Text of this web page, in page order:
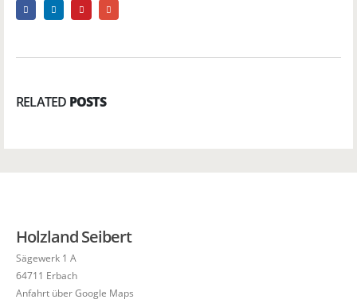
RELATED POSTS
Holzland Seibert
Sägewerk 1 A
64711 Erbach
Anfahrt über Google Maps